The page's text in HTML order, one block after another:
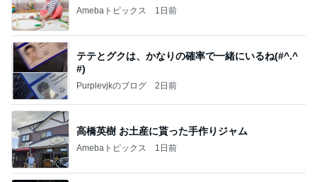
Amebaトピックス 1日前
テテとグクは、かなりの確率で一緒にいるね(#^.^
#)
Purplevjkのブログ 2日前
高橋英樹 お土産に貰った手作りジャム
Amebaトピックス 1日前